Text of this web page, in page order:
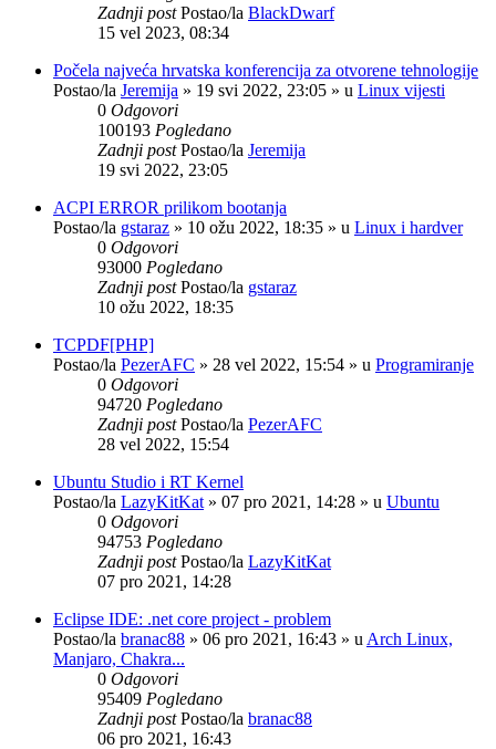
Zadnji postPostao/la BlackDwarf
15 vel 2023, 08:34
Počela najveća hrvatska konferencija za otvorene tehnologije
Postao/la Jeremija » 19 svi 2022, 23:05 » u Linux vijesti
0 Odgovori
100193 Pogledano
Zadnji postPostao/la Jeremija
19 svi 2022, 23:05
ACPI ERROR prilikom bootanja
Postao/la gstaraz » 10 ožu 2022, 18:35 » u Linux i hardver
0 Odgovori
93000 Pogledano
Zadnji postPostao/la gstaraz
10 ožu 2022, 18:35
TCPDF[PHP]
Postao/la PezerAFC » 28 vel 2022, 15:54 » u Programiranje
0 Odgovori
94720 Pogledano
Zadnji postPostao/la PezerAFC
28 vel 2022, 15:54
Ubuntu Studio i RT Kernel
Postao/la LazyKitKat » 07 pro 2021, 14:28 » u Ubuntu
0 Odgovori
94753 Pogledano
Zadnji postPostao/la LazyKitKat
07 pro 2021, 14:28
Eclipse IDE: .net core project - problem
Postao/la branac88 » 06 pro 2021, 16:43 » u Arch Linux,
Manjaro, Chakra...
0 Odgovori
95409 Pogledano
Zadnji postPostao/la branac88
06 pro 2021, 16:43